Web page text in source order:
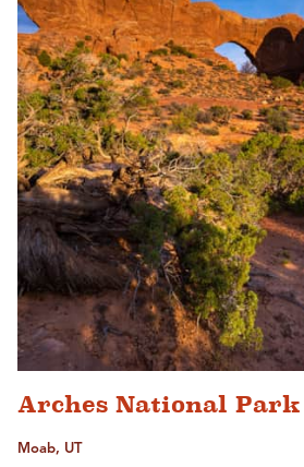
Arches National Park
Moab, UT